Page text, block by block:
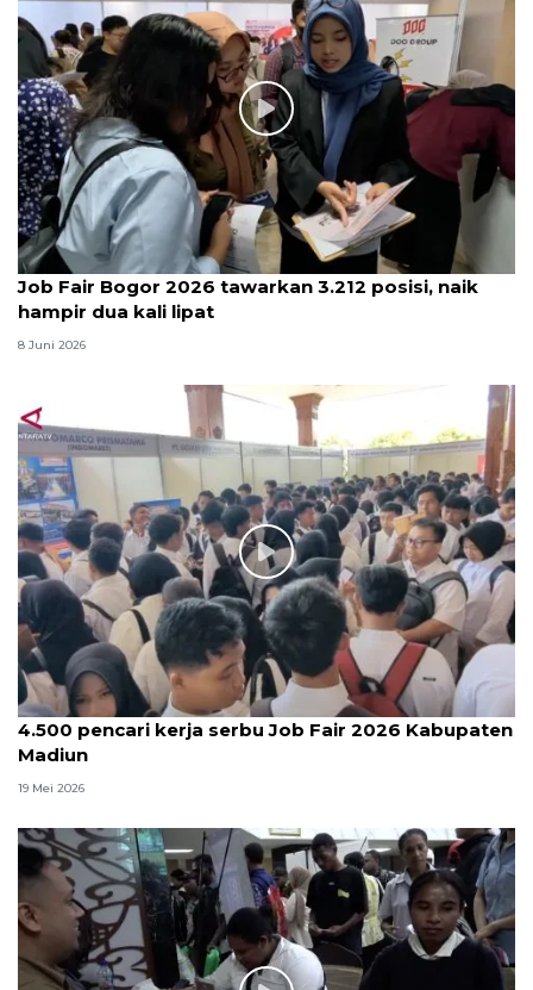
Job Fair Bogor 2026 tawarkan 3.212 posisi, naik
hampir dua kali lipat
8 Juni 2026
4.500 pencari kerja serbu Job Fair 2026 Kabupaten
Madiun
19 Mei 2026